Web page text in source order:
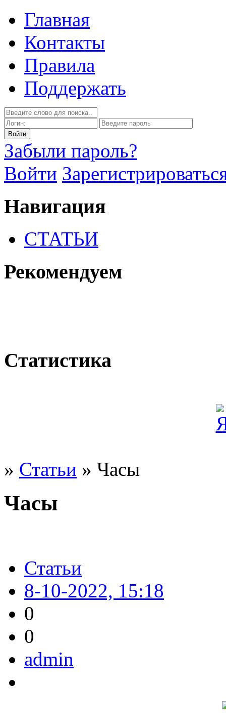
Главная
Контакты
Правила
Поддержать
Забыли пароль?
Войти
Навигация
СТАТЬИ
Рекомендуем
Статистика
» Статьи » Часы
Часы
Статьи
8-10-2022, 15:18
0
0
admin